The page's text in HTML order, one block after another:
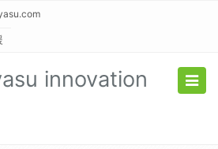
innovation